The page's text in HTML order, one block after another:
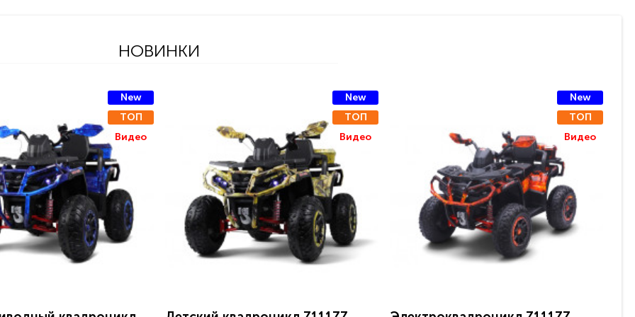
НОВИНКИ
New
ТОП
Видео
New
ТОП
Видео
New
ТОП
Видео